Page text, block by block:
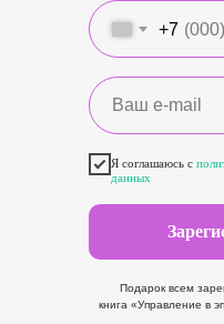
Подарок всем
книга «Управление в
+7
Я соглашаюсь с
данных